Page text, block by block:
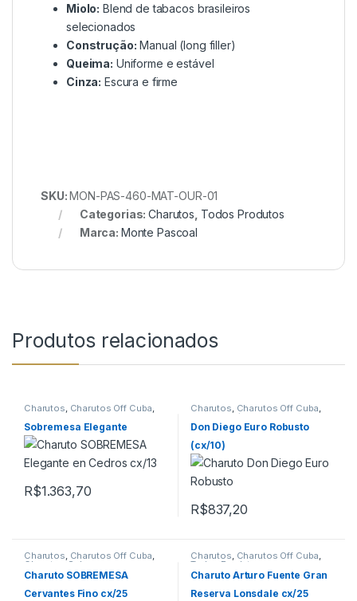
Miolo: Blend de tabacos brasileiros
selecionados
Construção: Manual (long filler)
Queima: Uniforme e estável
Cinza: Escura e firme
SKU:MON-PAS-460-MAT-OUR-01
Categorias:Charutos Todos Produtos
Marca: Monte Pascoal
Produtos relacionados
Charutos Charutos Off Cuba
Charutos Sobremesa
Sobremesa Elegante
R$1.363,70
Charutos Charutos Off Cuba
Primeira Página
Don Diego Euro Robusto
(cx/10)
R$837,20
Charutos, Charutos Off Cuba,
Charutos Sobremesa
Charuto SOBREMESA
Cervantes Fino cx/25
Charutos, Charutos Off Cuba,
Todos Produtos
Charuto Arturo Fuente Gran
Reserva Lonsdale cx/25